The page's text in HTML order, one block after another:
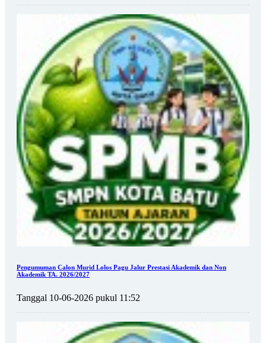
Pengumuman Calon Murid Lolos Pagu Jalur Prestasi Akademik dan Non
Akademik TA. 2026/2027
Tanggal 10-06-2026 pukul 11:52